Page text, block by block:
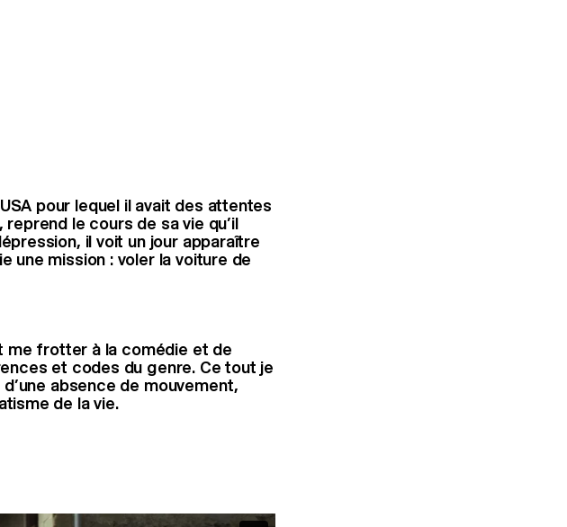
pour lequel il avait des attentes
le cours de sa vie qu’il
il voit un jour apparaître
une mission : voler la voiture de
me frotter à la comédie et de
et codes du genre. Ce tout je
absence de mouvement,
de la vie.